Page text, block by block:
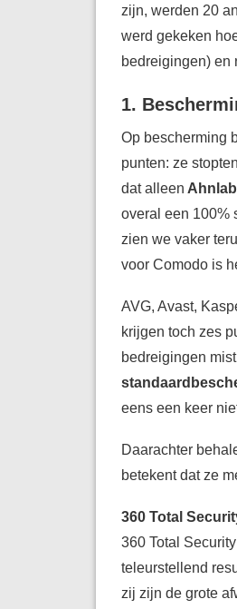
zijn, werden 20
werd gekeken
bedreigingen) en
1.
Op bescherming
punten: ze
dat alleen
overal een 100%
zien we vaker
voor Comodo is
AVG, Avast,
krijgen toch zes
bedreigingen
eens een keer
Daarachter
betekent dat ze
360 Total
360 Total Security
teleurstellend
zij zijn de grote